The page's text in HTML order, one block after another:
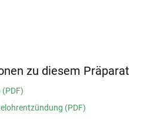
zu diesem Präparat
(PDF)